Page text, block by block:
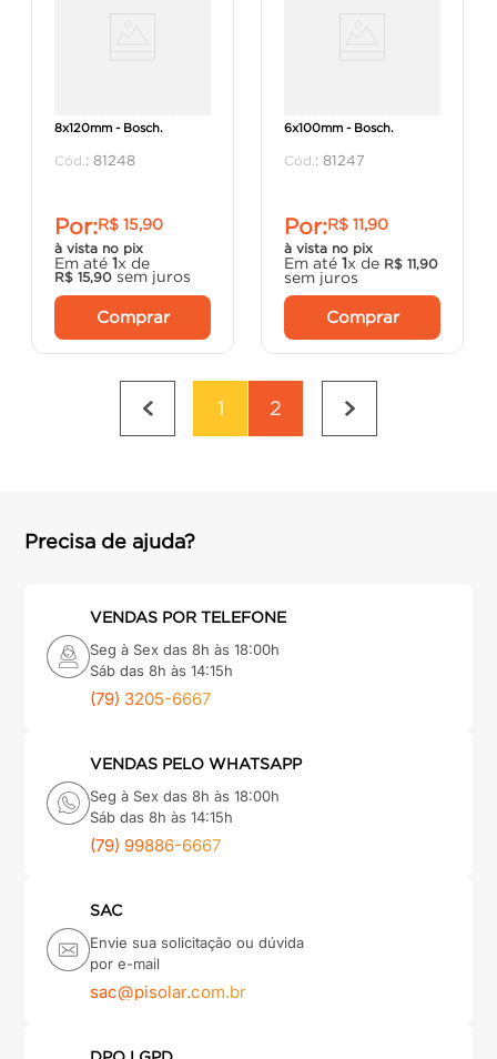
8x120mm - Bosch.
: 81248
Por:R$ 15,90
à vista no pix
Em até 1x de
R$ 15,90 sem juros
Comprar
6x100mm - Bosch.
: 81247
Por:R$ 11,90
à vista no pix
Em até 1x de R$ 11,90
sem juros
Comprar
1 2
Precisa de ajuda?
VENDAS POR TELEFONE
Seg à Sex das 8h às 18:00h
Sáb das 8h às 14:15h
(79) 3205-6667
VENDAS PELO WHATSAPP
Seg à Sex das 8h às 18:00h
Sáb das 8h às 14:15h
(79) 99886-6667
SAC
Envie sua solicitação ou dúvida
por e-mail
sac@pisolar.com.br